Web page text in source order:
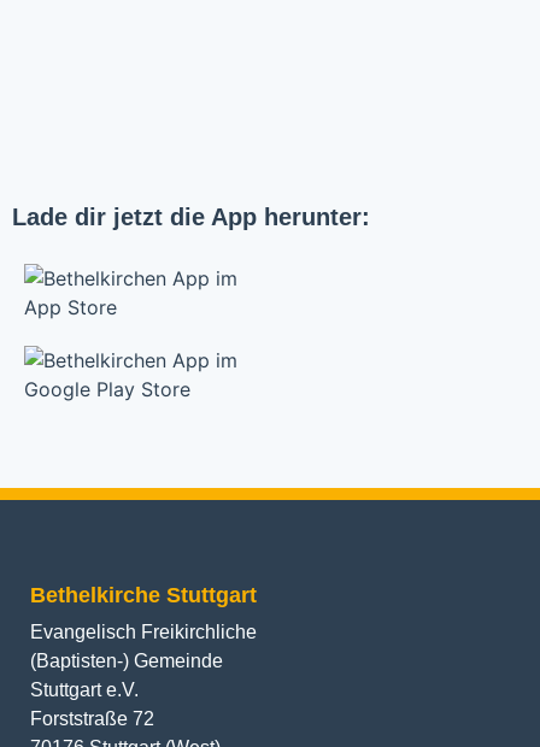
Lade dir jetzt die App herunter:
Bethelkirche Stuttgart
Evangelisch Freikirchliche
(Baptisten-) Gemeinde
Stuttgart e.V.
Forststraße 72